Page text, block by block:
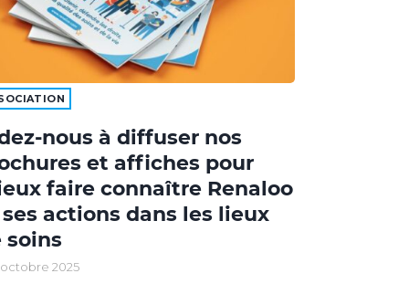
nous à diffuser nos
et affiches pour
faire connaître Renaloo
actions dans les lieux
soins
2025